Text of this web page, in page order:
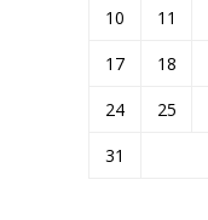
10
11
17
18
24
25
31